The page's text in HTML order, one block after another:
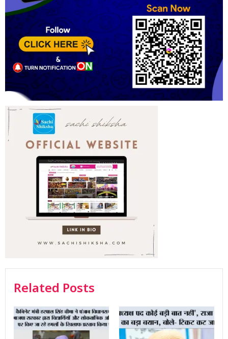
Related Posts